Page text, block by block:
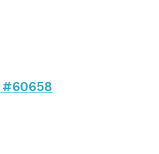
#60658